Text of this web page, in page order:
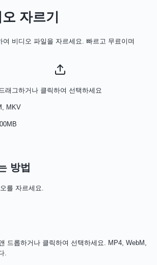
자르기
여 비디오 파일을 자르세요. 빠르고 무료이며
래그하거나 클릭하여 선택하세요
MKV
방법
를 자르세요.
드롭하거나 클릭하여 선택하세요. MP4, WebM,
.